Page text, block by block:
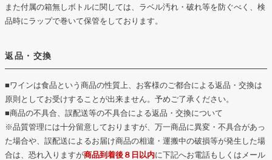
また付属の箱無しボトルに関しては、ラベル汚れ・破れ等を防ぐべく、検
品時にラップで巻いて保管をしております。
返品・交換
■ワインは食品という商品の性質上、お客様のご都合による返品・交換は
原則としてお受けすることが出来ません。予めご了承ください。
■商品の不具合、誤配送等の不具合による返品・交換について
※品質管理には十分留意しておりますが、万一商品に異変・不具合があっ
た場合や、誤配送によるお届け商品の相違・運搬中の破損等が発生した場
合は、恐れ入りますが商品到着後８日以内に下記へお電話もしくはメール